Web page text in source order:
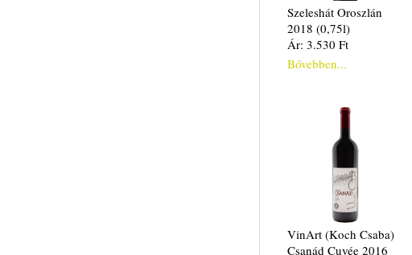
Szeleshát Oroszlán
2018 (0,75l)
Ár: 3.530 Ft
Bővebben...
VinArt (Koch Csaba)
Csanád Cuvée 2016